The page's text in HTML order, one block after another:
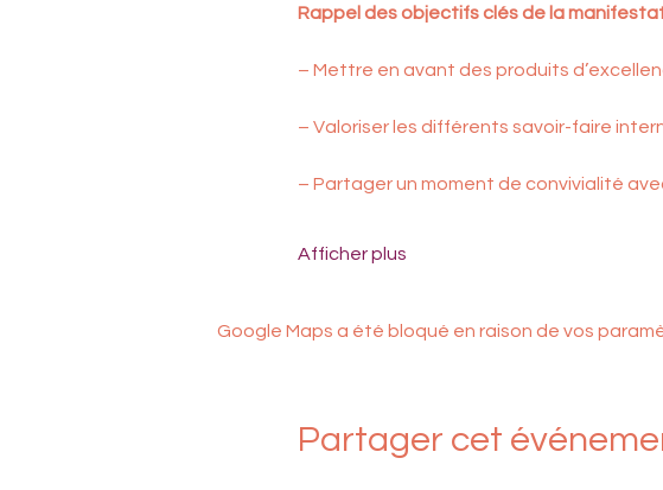
Rappel des objectifs clés de la
– Mettre en avant des produits
– Valoriser les différents savoir-faire
– Partager un moment de convivialité
Afficher plus
Google Maps a été bloqué en raison de vos
Partager cet